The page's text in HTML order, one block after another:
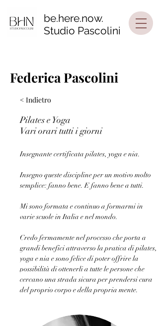
be.here.now.
Studio Pascolini
Federica Pascolini
< Indietro
Pilates e Yoga
Vari orari tutti i giorni
Insegnante certificata pilates, yoga e nia.
Insegno queste discipline per un motivo molto
semplice: fanno bene. E fanno bene a tutti.
Mi sono formata e continuo a formarmi in
varie scuole in Italia e nel mondo.
Credo fermamente nel processo che porta a
grandi benefici attraverso la pratica di pilates,
yoga e nia e sono felice di poter offrire la
possibilità di ottenerli a tutte le persone che
cercano una strada sicura per prendersi cura
del proprio corpo e della propria mente.
uno studio perfetto.